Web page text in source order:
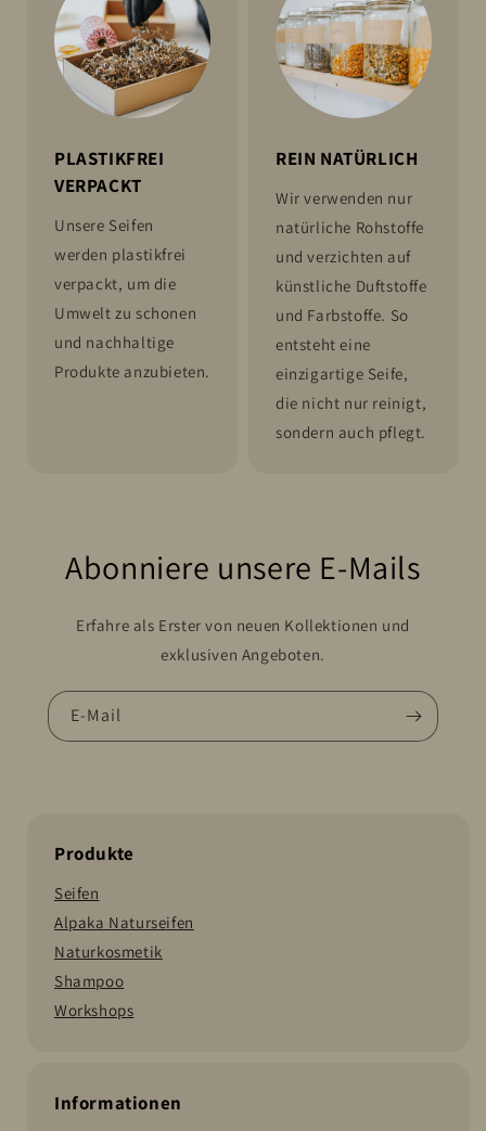
PLASTIKFREI
VERPACKT
Unsere Seifen
werden plastikfrei
verpackt, um die
Umwelt zu schonen
und nachhaltige
Produkte anzubieten.
REIN NATÜRLICH
Wir verwenden nur
natürliche Rohstoffe
und verzichten auf
künstliche Duftstoffe
und Farbstoffe. So
entsteht eine
einzigartige Seife,
die nicht nur reinigt,
sondern auch pflegt.
Abonniere unsere E-Mails
Erfahre als Erster von neuen Kollektionen und
exklusiven Angeboten.
E-Mail
Produkte
Seifen
Alpaka Naturseifen
Naturkosmetik
Shampoo
Workshops
Informationen